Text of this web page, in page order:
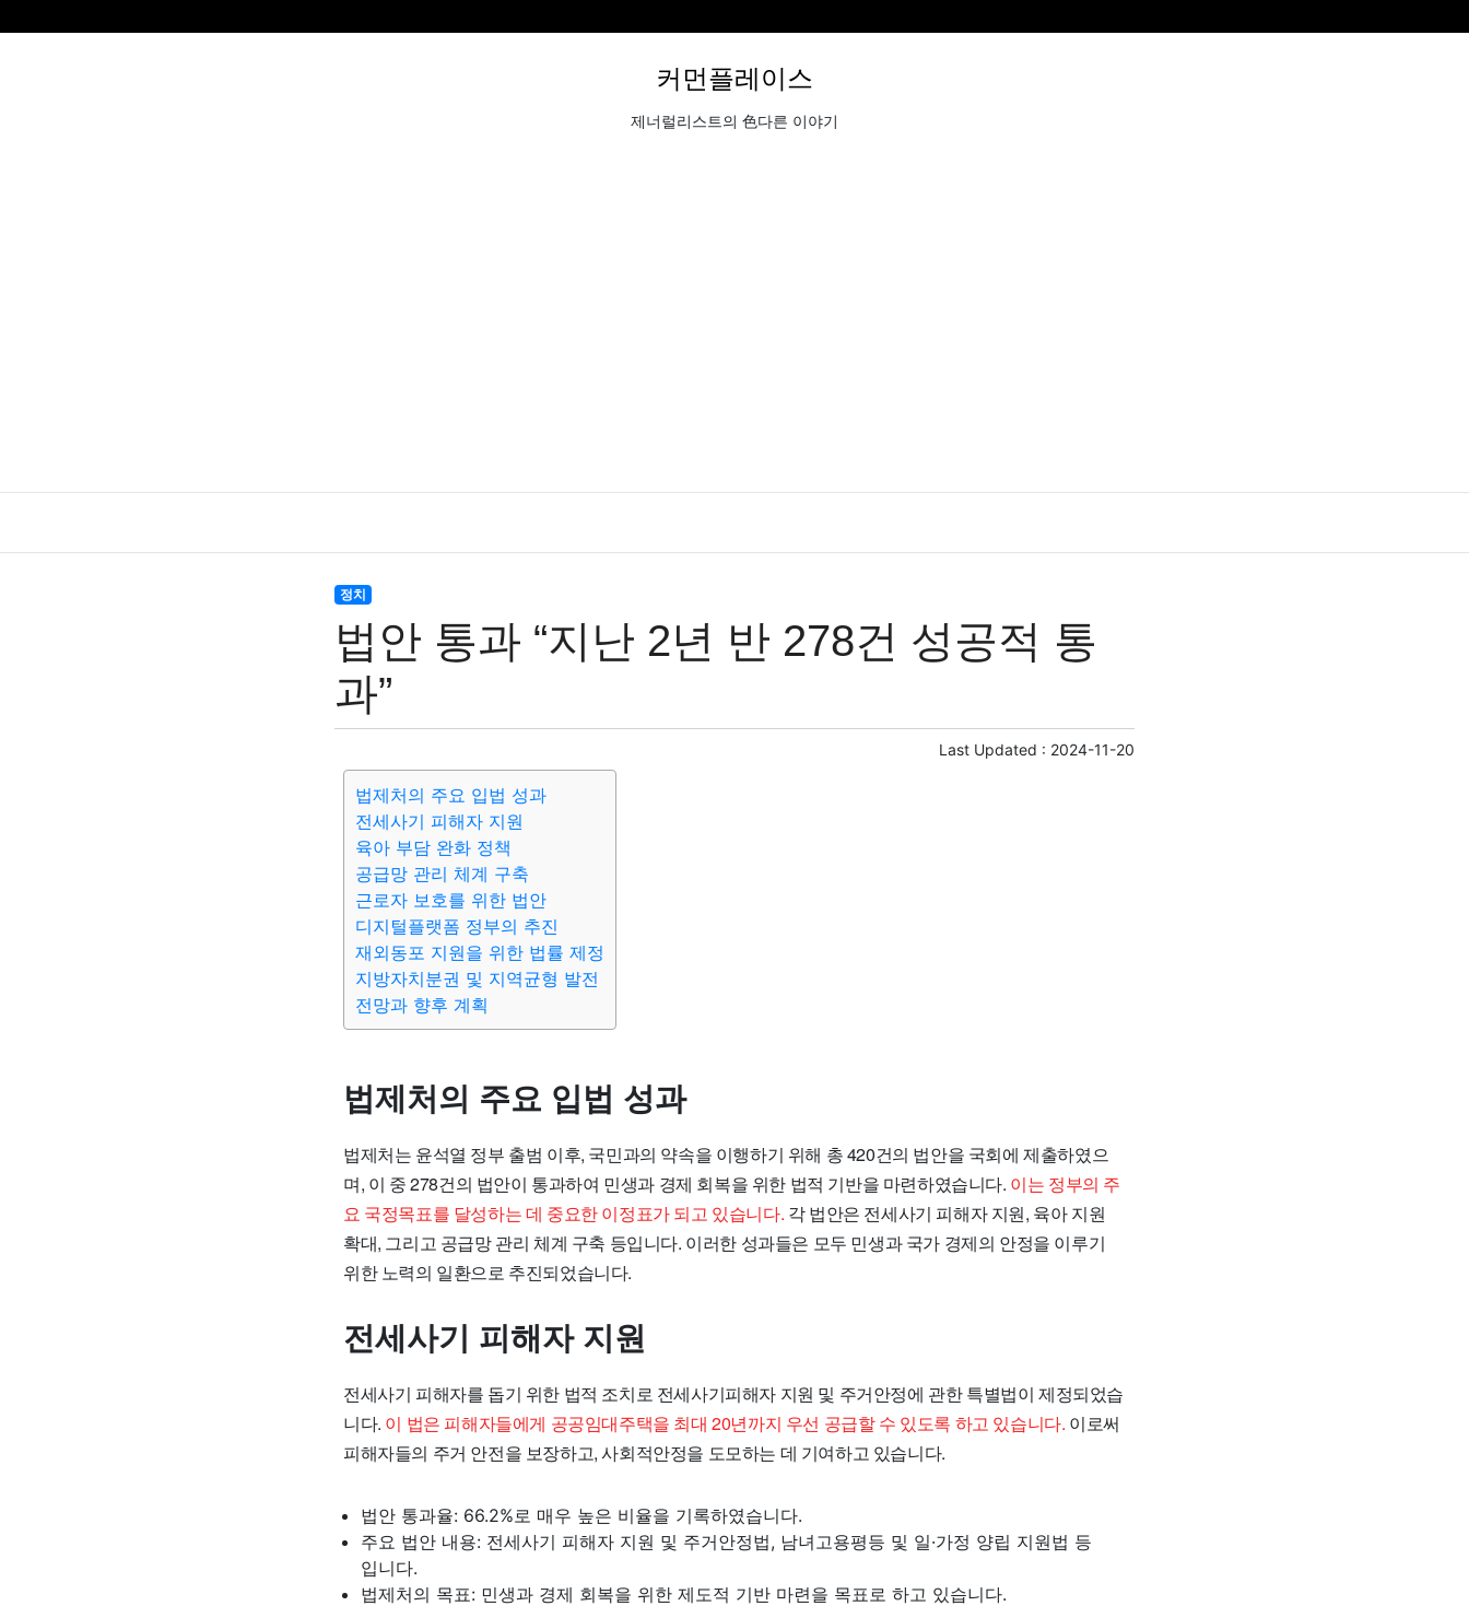
커먼플레이스
제너럴리스트의 色다른 이야기
정치
법안 통과 “지난 2년 반 278건 성공적 통
과”
Last Updated : 2024-11-20
법제처의 주요 입법 성과
전세사기 피해자 지원
육아 부담 완화 정책
공급망 관리 체계 구축
근로자 보호를 위한 법안
디지털플랫폼 정부의 추진
재외동포 지원을 위한 법률 제정
지방자치분권 및 지역균형 발전
전망과 향후 계획
법제처의 주요 입법 성과
법제처는 윤석열 정부 출범 이후, 국민과의 약속을 이행하기 위해 총 420건의 법안을 국회에 제출하였으
며, 이 중 278건의 법안이 통과하여 민생과 경제 회복을 위한 법적 기반을 마련하였습니다. 이는 정부의 주
요 국정목표를 달성하는 데 중요한 이정표가 되고 있습니다. 각 법안은 전세사기 피해자 지원, 육아 지원
확대, 그리고 공급망 관리 체계 구축 등입니다. 이러한 성과들은 모두 민생과 국가 경제의 안정을 이루기
위한 노력의 일환으로 추진되었습니다.
전세사기 피해자 지원
전세사기 피해자를 돕기 위한 법적 조치로 전세사기피해자 지원 및 주거안정에 관한 특별법이 제정되었습
니다. 이 법은 피해자들에게 공공임대주택을 최대 20년까지 우선 공급할 수 있도록 하고 있습니다. 이로써
피해자들의 주거 안전을 보장하고, 사회적안정을 도모하는 데 기여하고 있습니다.
법안 통과율: 66.2%로 매우 높은 비율을 기록하였습니다.
주요 법안 내용: 전세사기 피해자 지원 및 주거안정법, 남녀고용평등 및 일·가정 양립 지원법 등
입니다.
법제처의 목표: 민생과 경제 회복을 위한 제도적 기반 마련을 목표로 하고 있습니다.